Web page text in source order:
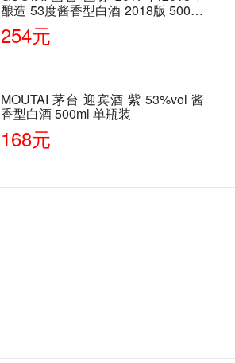
酿造 53度酱香型白酒 2018版 500ml
单瓶装
254元
MOUTAI 茅台 迎宾酒 紫 53%vol 酱
香型白酒 500ml 单瓶装
168元